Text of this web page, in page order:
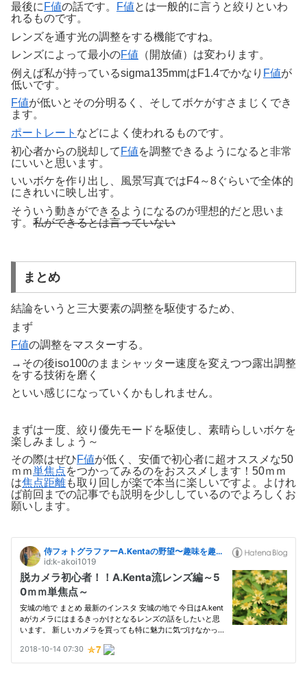
最後に F値の話です。 F値とは一般的に言うと絞りといわ
れるものです。
レンズを通す光の調整をする機能ですね。
レンズによって最小のF値 （開放値）は変わります。
例えば私が持っているsigma135mmはF1.4でかなり F値が
低いです。
F値が低いとその分明るく、そしてボケがすさまじくでき
ます。
ポートレート などによく使われるものです。
初心者からの脱却して F値を調整できるようになると非常
にいいと思います。
いいボケを作り出し、風景写真ではF4～8ぐらいで全体的
にきれいに映し出す。
そういう動きができるようになるのが理想的だと思いま
す。 私ができるとは言っていない
まとめ
結論をいうと三大要素の調整を駆使するため、
まず
F値の調整をマスターする。
→その後iso100のままシャッター速度を変えつつ露出調整
をする技術を磨く
といい感じになっていくかもしれません。
まずは一度、絞り優先モードを駆使し、素晴らしいボケを
楽しみましょう～
その際はぜひF値が低く、安価で初心者に超オススメな50
ｍｍ単焦点をつかってみるのをおススメします！50ｍｍ
は焦点距離も取り回しが楽で本当に楽しいですよ。よけれ
ば前回までの記事でも説明を少ししているのでよろしくお
願いします。